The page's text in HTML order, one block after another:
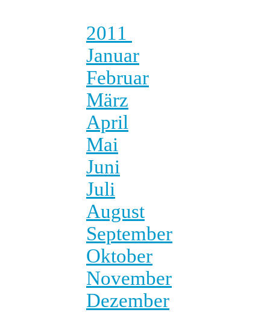
2011
Januar
Februar
März
April
Mai
Juni
Juli
August
September
Oktober
November
Dezember